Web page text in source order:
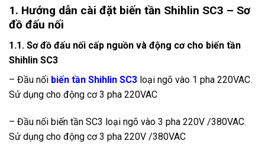
1. Hướng dẫn cài đặt biến tần Shihlin SC3 – Sơ
đồ đấu nối
1.1. Sơ đồ đấu nối cấp nguồn và động cơ cho biến tần
Shihlin SC3
– Đầu nối biến tần Shihlin SC3 loại ngõ vào 1 pha 220VAC.
Sử dụng cho động cơ 3 pha 220VAC
– Đầu nối biến tần SC3 loại ngõ vào 3 pha 220V /380VAC.
Sử dụng cho động cơ 3 pha 220V /380VAC